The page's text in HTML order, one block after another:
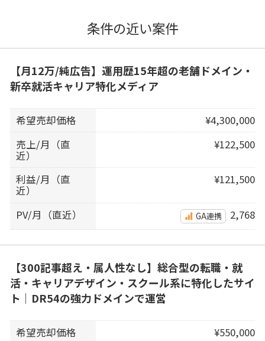
条件の近い案件
【月12万/純広告】運用歴15年超の老舗ドメイン・
新卒就活キャリア特化メディア
希望売却価格
¥4,300,000
売上/月（直
近）
¥122,500
利益/月（直
近）
¥121,500
PV/月（直近） GA連携 2,768
【300記事超え・属人性なし】総合型の転職・就
活・キャリアデザイン・スクール系に特化したサイ
ト｜DR54の強力ドメインで運営
希望売却価格
¥550,000